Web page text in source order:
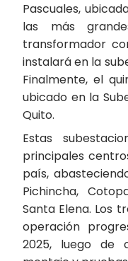
Pascuales,
las más
transformador
instalará en la
Finalmente, el
ubicado en la
Quito.
Estas
principales
país,
Pichincha,
Santa Elena. Los
operación
2025, luego de